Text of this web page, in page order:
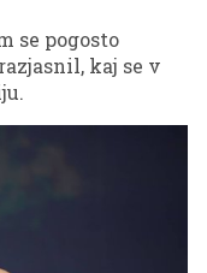
se pogosto
kaj se v